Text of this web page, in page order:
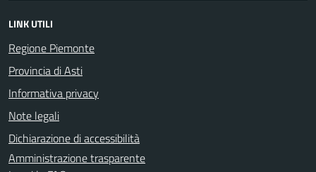
LINK UTILI
Regione Piemonte
Provincia di Asti
Informativa privacy
Note legali
Dichiarazione di accessibilità
Amministrazione trasparente